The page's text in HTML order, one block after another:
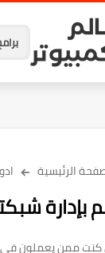
الرئيسية
بإدارة
كنت ممن يعملون في